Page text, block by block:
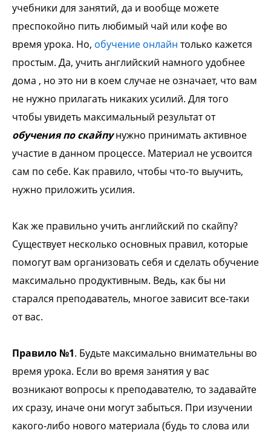
учебники для занятий, да и вообще можете
преспокойно пить любимый чай или кофе во
время урока. Но, обучение онлайн только кажется
простым. Да, учить английский намного удобнее
дома , но это ни в коем случае не означает, что вам
не нужно прилагать никаких усилий. Для того
чтобы увидеть максимальный результат от
обучения по скайпу нужно принимать активное
участие в данном процессе. Материал не усвоится
сам по себе. Как правило, чтобы что-то выучить,
нужно приложить усилия.
Как же правильно учить английский по скайпу?
Существует несколько основных правил, которые
помогут вам организовать себя и сделать обучение
максимально продуктивным. Ведь, как бы ни
старался преподаватель, многое зависит все-таки
от вас.
Правило №1. Будьте максимально внимательны во
время урока. Если во время занятия у вас
возникают вопросы к преподавателю, то задавайте
их сразу, иначе они могут забыться. При изучении
какого-либо нового материала (будь то слова или